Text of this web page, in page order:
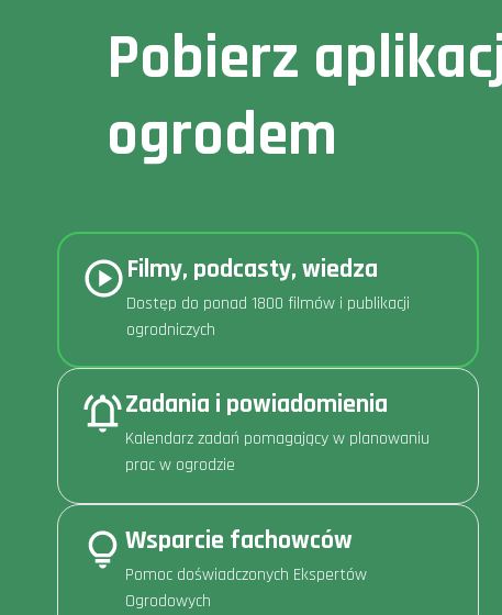
Pobierz
ogrodem
Filmy, podcasty, wiedza
Dostęp do ponad 1800 filmów i publikacji
ogrodniczych
Zadania i powiadomienia
Kalendarz zadań pomagający w planowaniu
prac w ogrodzie
Wsparcie fachowców
Pomoc doświadczonych Ekspertów
Ogrodowych